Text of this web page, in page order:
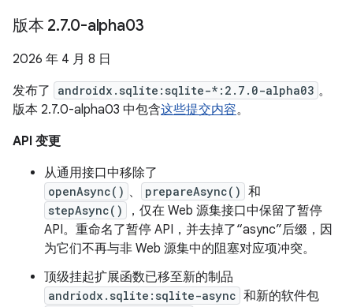
版本 2.7.0-alpha03
2026 年 4 月 8 日
发布了
androidx.sqlite:sqlite-*:2.7.0-alpha03 。
版本 2.7.0-alpha03 中包含这些提交内容。
API 变更
从通用接口中移除了
openAsync() 、 prepareAsync() 和
stepAsync()
，仅在 Web 源集接口中保留了暂停
API。重命名了暂停 API，并去掉了“async”后缀，因
为它们不再与非 Web 源集中的阻塞对应项冲突。
顶级挂起扩展函数已移至新的制品
andriodx.sqlite:sqlite-async 和新的软件包